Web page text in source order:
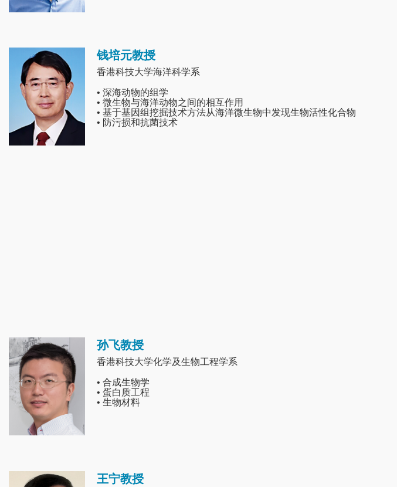
Image 钱培元教授
香港科技大学海洋科学系
• 深海动物的组学
• 微生物与海洋动物之间的相互作用
• 基于基因组挖掘技术方法从海洋微生物中发现生物活性化合物
• 防污损和抗菌技术
Image 孙飞教授
香港科技大学化学及生物工程学系
• 合成生物学
• 蛋白质工程
• 生物材料
Image 王宁教授